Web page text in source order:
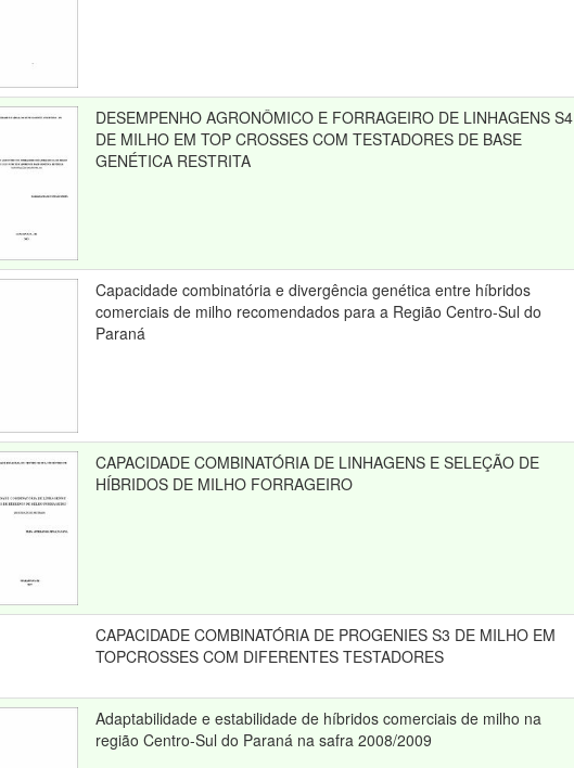
DESEMPENHO AGRONÔMICO E FORRAGEIRO DE LINHAGENS S4
DE MILHO EM TOP CROSSES COM TESTADORES DE BASE
GENÉTICA RESTRITA
Capacidade combinatória e divergência genética entre híbridos
comerciais de milho recomendados para a Região Centro-Sul do
Paraná
CAPACIDADE COMBINATÓRIA DE LINHAGENS E SELEÇÃO DE
HÍBRIDOS DE MILHO FORRAGEIRO
CAPACIDADE COMBINATÓRIA DE PROGENIES S3 DE MILHO EM
TOPCROSSES COM DIFERENTES TESTADORES
Adaptabilidade e estabilidade de híbridos comerciais de milho na
região Centro-Sul do Paraná na safra 2008/2009